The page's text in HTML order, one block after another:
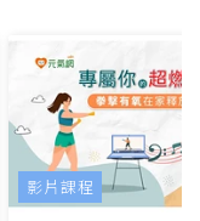
影片課程